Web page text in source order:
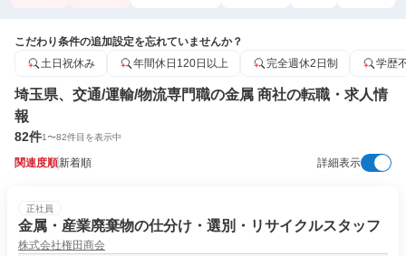
こだわり条件の追加設定を忘れていませんか？
土日祝休み
年間休日120日以上 完全週休2日制 学歴
埼玉県、交通/運輸/物流専門職の金属 商社の転職・求人情
報
82件1〜82件目を表示中
関連度順新着順 詳細表示
正社員
金属・産業廃棄物の仕分け・選別・リサイクルスタッフ
株式会社権田商会